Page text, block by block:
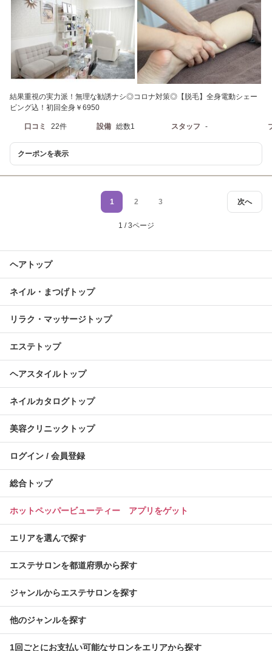
結果重視の実力派！無理な勧誘ナシ◎コロナ対策◎【脱毛】全身電動シェー
ビング込！初回全身￥6950
口コミ 22件 設備 総数1 スタッフ -
クーポンを表示
次へ
1 2 3
1 / 3ページ
ヘアトップ
ネイル・まつげトップ
リラク・マッサージトップ
エステトップ
ヘアスタイルトップ
ネイルカタログトップ
美容クリニックトップ
ログイン / 会員登録
総合トップ
ホットペッパービューティー アプリをゲット
エリアを選んで探す
エステサロンを都道府県から探す
ジャンルからエステサロンを探す
他のジャンルを探す
1回ごとにお支払い可能なサロンをエリアから探す